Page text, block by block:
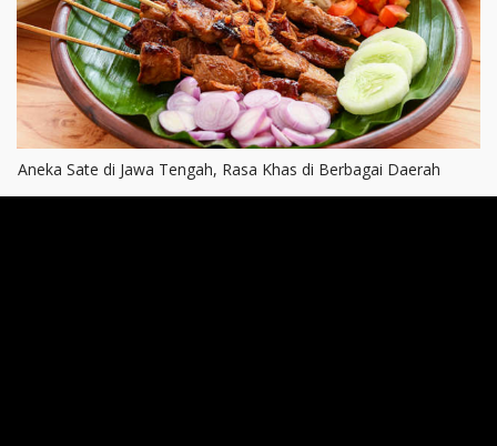
Aneka Sate di Jawa Tengah, Rasa Khas di Berbagai Daerah